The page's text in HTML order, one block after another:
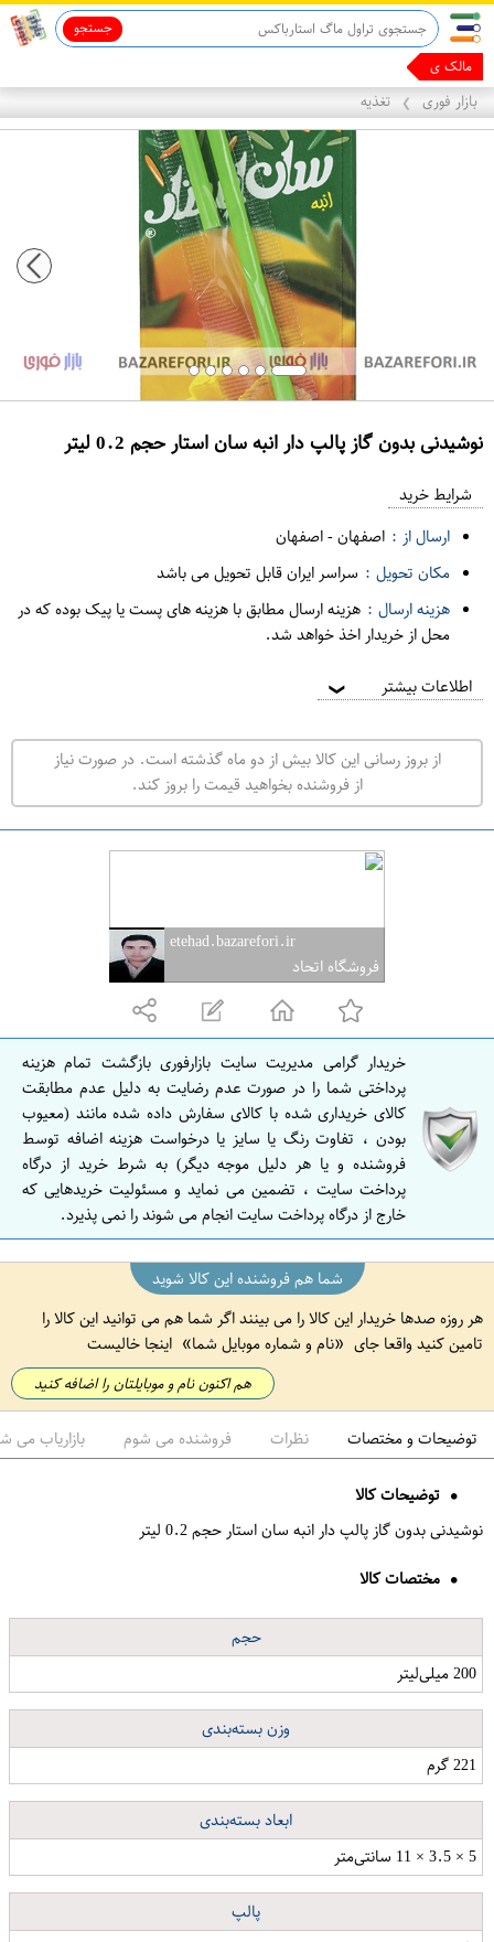
جستجو
مالک یک فروشگا
بازار فوری ❯ تغذیه
نوشیدنی بدون گاز پالپ دار انبه سان استار حجم 0.2 لیتر
ر
ت
ه
ر
ا
ا
ص
ف
ه
ا
ن
شرایط خرید
ارسال از : اصفهان-اصفهان
مکان تحویل : سراسر ایران قابل تحویل می باشد
هزینه ارسال : هزینه ارسال مطابق با هزینه های پست یا پیک بوده که در
محل از خریدار اخذ خواهد شد.
اطلاعات بیشتر ❯
از بروز رسانی این کالا بیش از دو ماه گذشته است. در صورت نیاز
از فروشنده بخواهید قیمت را بروز کند.
etehad.bazarefori.ir
فروشگاه اتحاد
خریدار گرامی مدیریت سایت بازارفوری بازگشت تمام هزینه
پرداختی شما را در صورت عدم رضایت به دلیل عدم مطابقت
کالای خریداری شده با کالای سفارش داده شده مانند (معیوب
بودن ، تفاوت رنگ یا سایز یا درخواست هزینه اضافه توسط
فروشنده و یا هر دلیل موجه دیگر) به شرط خرید از درگاه
پرداخت سایت ، تضمین می نماید و مسئولیت خریدهایی که
خارج از درگاه پرداخت سایت انجام می شوند را نمی پذیرد.
شما هم فروشنده این کالا شوید
هر روزه صدها خریدار این کالا را می بینند اگر شما هم می توانید این کالا را
تامین کنید واقعا جای
نام و شماره موبایل شما اینجا خالیست
هم اکنون نام و موبایلتان را اضافه کنید
توضیحات و مختصات نظرات فروشنده می شوم بازاریاب می
توضیحات کالا
نوشیدنی بدون گاز پالپ دار انبه سان استار حجم 0.2 لیتر
مختصات کالا
حجم
200 میلی‌لیتر
وزن بسته‌بندی
221 گرم
ابعاد بسته‌بندی
5 × 3.5 × 11 سانتی‌متر
پالپ